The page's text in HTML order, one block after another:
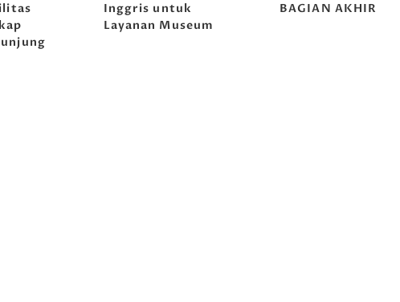
Inggris untuk
Layanan Museum
BAGIAN AKHIR